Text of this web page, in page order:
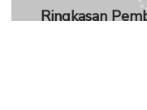
Ringkasan